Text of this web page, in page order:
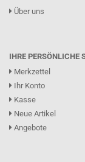
Über uns
IHRE PERSÖNLICHE
Merkzettel
Ihr Konto
Kasse
Neue Artikel
Angebote